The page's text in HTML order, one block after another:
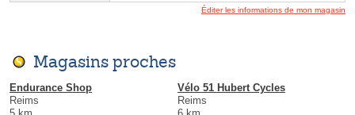
Éditer les informations de mon magasin
Magasins proches
Endurance Shop
Reims
Vélo 51 Hubert Cycles
Reims